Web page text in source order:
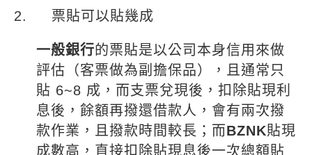
2. 票貼可以貼幾成
一般銀行的票貼是以公司本身信用來做
評估（客票做為副擔保品），且通常只
貼 6~8 成，而支票兌現後，扣除貼現利
息後，餘額再撥還借款人，會有兩次撥
款作業，且撥款時間較長；而BZNK貼現
成數高，直接扣除貼現息後一次總額貼